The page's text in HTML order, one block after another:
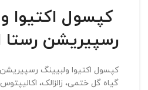
کپسول اکتیوا
رسپیریشن رستا
کپسول اکتیوا ولبیینگ
گیاه گل ختمی، زالزالک،